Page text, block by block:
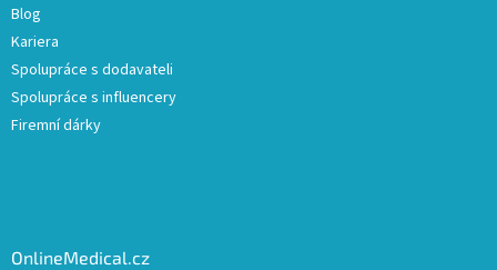
Blog
Kariera
Spolupráce s dodavateli
Spolupráce s influencery
Firemní dárky
OnlineMedical.cz